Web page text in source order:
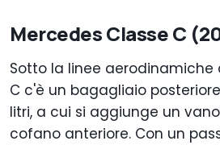
Mercedes Classe C
Sotto la linee aerodinamiche
C c'è un bagagliaio
litri, a cui si aggiunge un
cofano anteriore. Con un